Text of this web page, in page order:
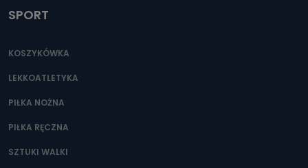
Jak skontaktować się z inspektorem
SPORT
KOSZYKÓWKA
LEKKOATLETYKA
PIŁKA NOŻNA
PIŁKA RĘCZNA
SZTUKI WALKI